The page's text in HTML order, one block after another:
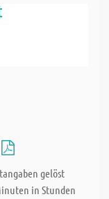
gelöst
in Stunden